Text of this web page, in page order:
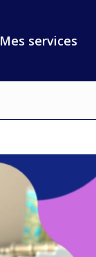
Mes services